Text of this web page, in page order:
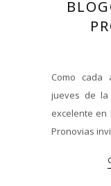
Como
jueves de
excelente en
Pronovias